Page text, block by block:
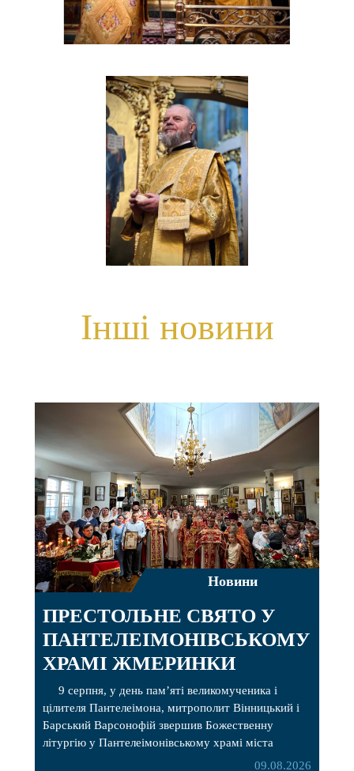
Інші новини
Новини
ПРЕСТОЛЬНЕ СВЯТО У
ПАНТЕЛЕІМОНІВСЬКОМУ
ХРАМІ ЖМЕРИНКИ
9 серпня, у день пам’яті великомученика і
цілителя Пантелеімона, митрополит Вінницький і
Барський Варсонофій звершив Божественну
літургію у Пантелеімонівському храмі міста
Жмеринки. Перед початком богослужіння09.08.2026